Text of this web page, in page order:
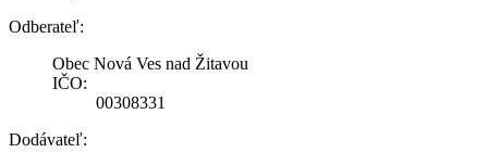
Odberateľ:
Obec Nová Ves nad Žitavou
IČO:
00308331
Dodávateľ: